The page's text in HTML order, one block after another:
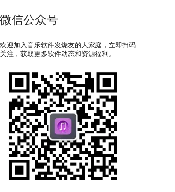
微信公众号
欢迎加入音乐软件发烧友的大家庭，立即扫码
关注，获取更多软件动态和资源福利。